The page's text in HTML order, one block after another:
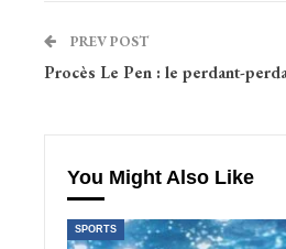
PREV POST
Procès Le Pen : le perdant-
You Might Also Like
SPORTS